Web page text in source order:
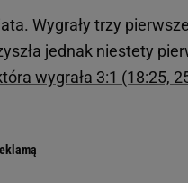
Wygrały trzy pierwsze
jednak niestety
wygrała 3:1 (18:25,